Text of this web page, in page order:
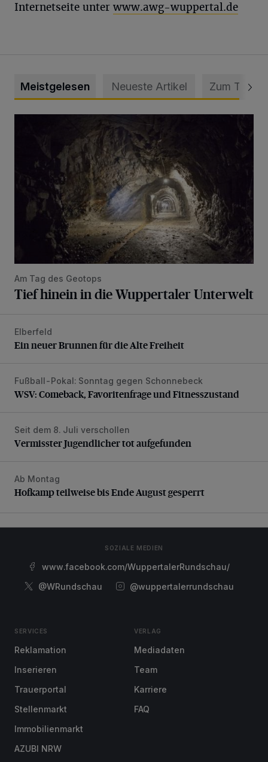
Internetseite unter www.awg-wuppertal.de
Meistgelesen Neueste Artikel Zum Thema
Am Tag des Geotops
Tief hinein in die Wuppertaler Unterwelt
Ein neuer Brunnen für die Alte Freiheit
Elberfeld
Ein neuer Brunnen für die Alte Freiheit
WSV: Comeback, Favoritenfrage und Fitnesszustand
Fußball-Pokal: Sonntag gegen Schonnebeck
WSV: Comeback, Favoritenfrage und Fitnesszustand
Vermisster Jugendlicher tot aufgefunden
Seit dem 8. Juli verschollen
Vermisster Jugendlicher tot aufgefunden
Hofkamp teilweise bis Ende August gesperrt
Ab Montag
Hofkamp teilweise bis Ende August gesperrt
SOZIALE MEDIEN
www.facebook.com/WuppertalerRundschau/
@WRundschau
@wuppertalerrundschau
SERVICES
Reklamation
Inserieren
Trauerportal
Stellenmarkt
Immobilienmarkt
AZUBI NRW
VERLAG
Mediadaten
Team
Karriere
FAQ